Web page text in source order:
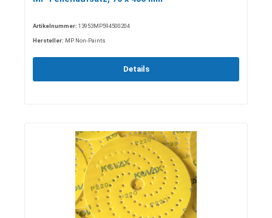
Artikelnummer: 13953MP594500204
Hersteller: MP Non-Paints
Details